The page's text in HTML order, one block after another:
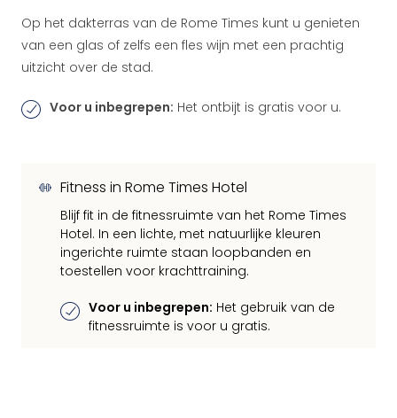
Op het dakterras van de Rome Times kunt u genieten
van een glas of zelfs een fles wijn met een prachtig
uitzicht over de stad.
Voor u inbegrepen: Het ontbijt is gratis voor u.
Fitness in Rome Times Hotel
Blijf fit in de fitnessruimte van het Rome Times
Hotel. In een lichte, met natuurlijke kleuren
ingerichte ruimte staan loopbanden en
toestellen voor krachttraining.
Voor u inbegrepen: Het gebruik van de
fitnessruimte is voor u gratis.